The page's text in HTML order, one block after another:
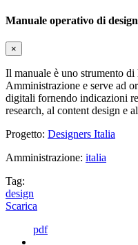
Manuale operativo di design
×
Il manuale è uno strumento
Amministrazione e serve ad
digitali fornendo indicazioni
research, al content design e
Progetto: Designers Italia
Amministrazione: italia
Tag:
design
Scarica
pdf